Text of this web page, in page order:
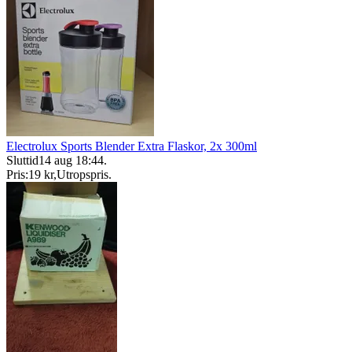
Electrolux Sports Blender Extra Flaskor, 2x 300ml
Sluttid14 aug 18:44.
Pris:19 kr,Utropspris.